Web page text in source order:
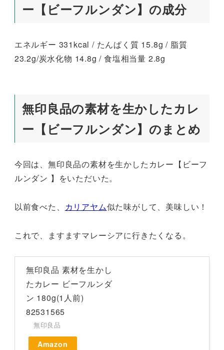
ー【ビーフルンダン】の成分
エネルギー 331kcal / たんぱく質 15.8g / 脂質
23.2g/炭水化物 14.8g / 食塩相当量 2.8g
無印良品の素材を生かしたカレ
ー【ビーフルンダン】のまとめ
今回は、無印良品の素材を生かしたカレー【ビーフ
ルンダン 】をいただいた。
以前食べた、 カリアヤム似た味がして、美味しい！
これで、ますますマレーシアに行きたくなる。
無印良品 素材を生かし
たカレー ビーフルンダ
ン 180g(1人前)
82531565
無印良品
Amazon